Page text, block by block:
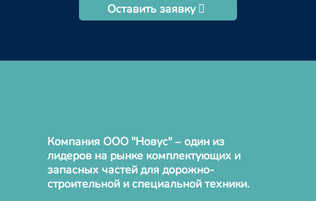
Оставить заявку
Компания ООО "Новус" – один из
лидеров на рынке комплектующих и
запасных частей для дорожно-
строительной и специальной техники.